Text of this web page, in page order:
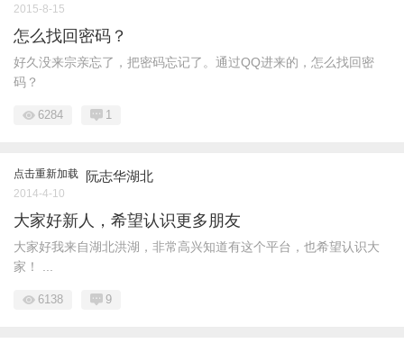
2015-8-15
怎么找回密码？
好久没来宗亲忘了，把密码忘记了。通过QQ进来的，怎么找回密
码？
6284 1
点击重新加载 阮志华湖北
2014-4-10
大家好新人，希望认识更多朋友
大家好我来自湖北洪湖，非常高兴知道有这个平台，也希望认识大
家！ ...
6138 9